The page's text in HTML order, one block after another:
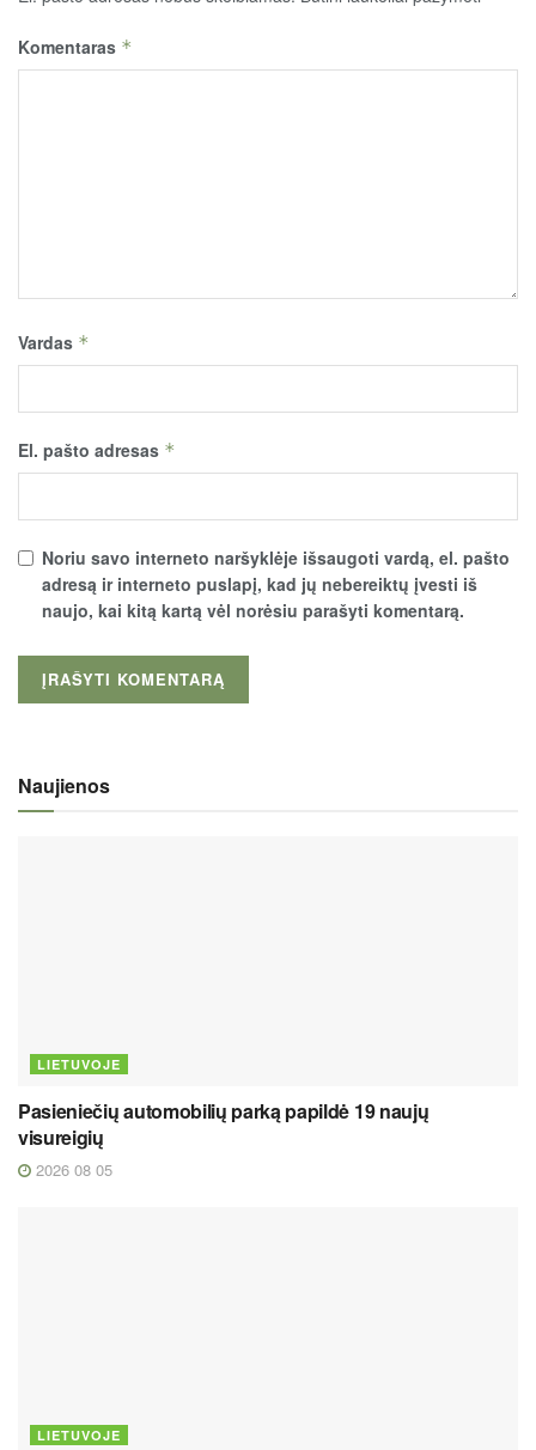
Komentaras *
Vardas *
El. pašto adresas *
Noriu savo interneto naršyklėje išsaugoti vardą, el. pašto
adresą ir interneto puslapį, kad jų nebereiktų įvesti iš
naujo, kai kitą kartą vėl norėsiu parašyti komentarą.
Naujienos
LIETUVOJE
Pasieniečių automobilių parką papildė 19 naujų
visureigių
2026 08 05
LIETUVOJE